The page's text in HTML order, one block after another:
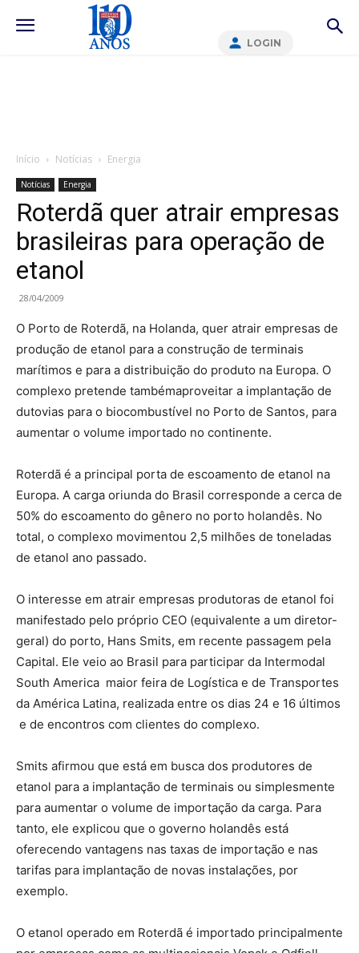
LOGIN
Início Notícias Energia
Notícias Energia
Roterdã quer atrair empresas
brasileiras para operação de
etanol
28/04/2009
O Porto de Roterdã, na Holanda, quer atrair empresas de
produção de etanol para a construção de terminais
marítimos e para a distribuição do produto na Europa. O
complexo pretende tambémaproveitar a implantação de
dutovias para o biocombustível no Porto de Santos, para
aumentar o volume importado no continente.
Roterdã é a principal porta de escoamento de etanol na
Europa. A carga oriunda do Brasil corresponde a cerca de
50% do escoamento do gênero no porto holandês. No
total, o complexo movimentou 2,5 milhões de toneladas
de etanol ano passado.
O interesse em atrair empresas produtoras de etanol foi
manifestado pelo próprio CEO (equivalente a um diretor-
geral) do porto, Hans Smits, em recente passagem pela
Capital. Ele veio ao Brasil para participar da Intermodal
South America ­ maior feira de Logística e de Transportes
da América Latina, realizada entre os dias 24 e 16 últimos
­ e de encontros com clientes do complexo.
Smits afirmou que está em busca dos produtores de
etanol para a implantação de terminais ou simplesmente
para aumentar o volume de importação da carga. Para
tanto, ele explicou que o governo holandês está
oferecendo vantagens nas taxas de importação e nas
tarifas para implantação de novas instalações, por
exemplo.
O etanol operado em Roterdã é importado principalmente